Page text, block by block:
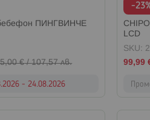
ПИНГВИНЧЕ
€/107,57 лв.
- 24.08.2026
-
LCD
SKU:
Промо
цена
99,99